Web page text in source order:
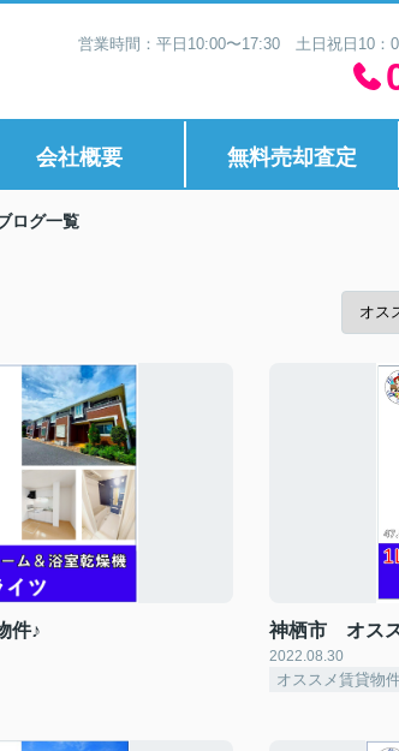
営業時間：平日10:00〜17:30 土日祝日10：
会社概要 無料売却査定
ログ一覧
件♪ 神栖市 オス
2022.08.30
オススメ賃貸物